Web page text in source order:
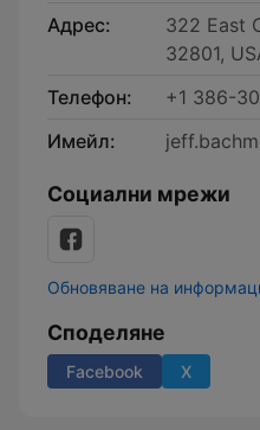
Адрес:
322 East
32801,
Телефон:
+1 386-
Имейл:
Социални мрежи
Обновяване на
Споделяне
Facebook X